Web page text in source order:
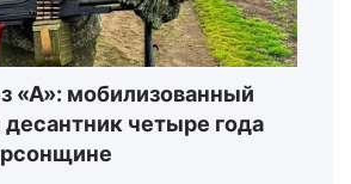
«А»: мобилизованный
четыре года